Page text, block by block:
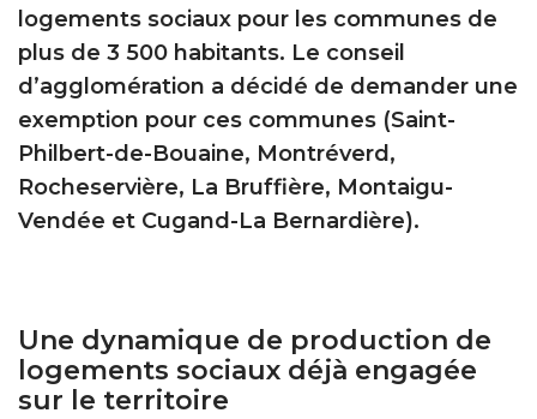
logements sociaux pour les communes de
plus de 3 500 habitants. Le conseil
d’agglomération a décidé de demander une
exemption pour ces communes (Saint-
Philbert-de-Bouaine, Montréverd,
Rocheservière, La Bruffière, Montaigu-
Vendée et Cugand-La Bernardière).
Une dynamique de production de
logements sociaux déjà engagée
sur le territoire